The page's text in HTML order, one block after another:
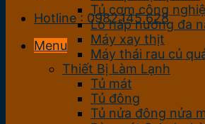
Hotline : 0982.145.628
Menu
Tủ cơm công
Lò hấp nướng đa
Máy xay thịt
Máy thái rau củ
Thiết Bị Làm Lạnh
Tủ mát
Tủ đông
Tủ nửa đông nửa